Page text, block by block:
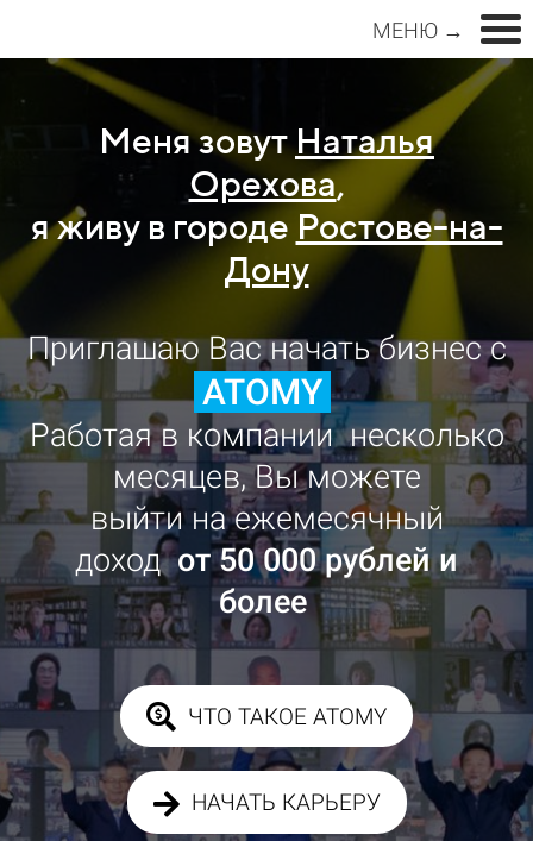
МЕНЮ →
Меня зовут Наталья
Орехова,
я живу в городе Ростове-на-
Дону
Приглашаю Вас начать бизнес с
ATOMY
Работая в компании несколько
месяцев, Вы можете
выйти на ежемесячный
доходот 50 000 рублей и
более
ЧТО ТАКОЕ ATOMY
НАЧАТЬ КАРЬЕРУ